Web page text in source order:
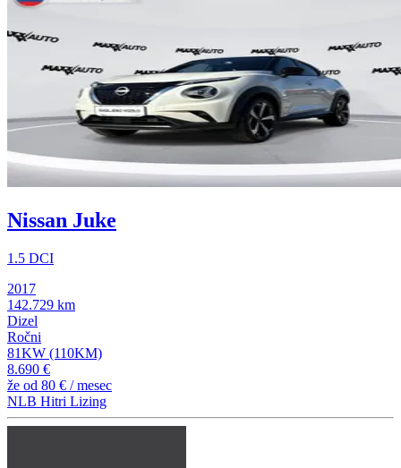
Nissan Juke
1.5 DCI
2017
142.729 km
Dizel
Ročni
81KW (110KM)
8.690 €
že od 80 € / mesec
NLB Hitri Lizing